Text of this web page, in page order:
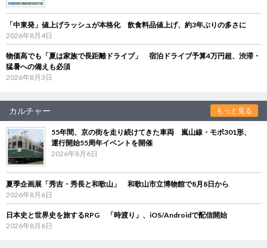
「中東発」値上げラッシュが本格化 飲食料品値上げ、約3年ぶりの多さに
2026年8月4日
物価高でも「夏は家族で長距離ドライブ」 宿泊ドライブ予算4万円超、渋滞・
猛暑への備えも必須
2026年8月3日
カルチャー もっと見る
55年間、京の街を走り続けてきた車両 嵐山線・モボ301形、
運行開始55周年イベントを開催
2026年8月6日
夏季企画展「秀吉・秀長と和歌山」 和歌山市立博物館で8月8日から
2026年8月6日
日本史と世界史を旅するRPG 「時渡り」、iOS/Androidで配信開始
2026年8月6日